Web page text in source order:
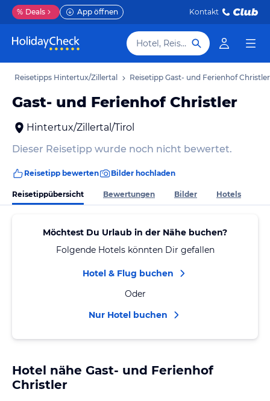
% Deals App öffnen Kontakt
Hotel, Reiseziel
Reisetipps Hintertux/Zillertal Reisetipp Gast- und Ferienhof Christler
Gast- und Ferienhof Christler
Hintertux/Zillertal/Tirol
Dieser Reisetipp wurde noch nicht bewertet.
Reisetipp bewerten Bilder hochladen
Reisetippübersicht Bewertungen Bilder Hotels
Möchtest Du Urlaub in der Nähe buchen?
Folgende Hotels könnten Dir gefallen
Hotel & Flug buchen
Oder
Nur Hotel buchen
Hotel nähe Gast- und Ferienhof
Christler